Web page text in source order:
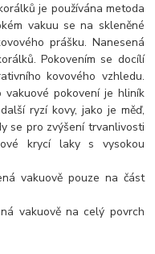
je používána metoda
vakuu se na skleněné
prášku. Nanesená
Pokovením se docílí
kovového vzhledu.
vakuové pokovení je hliník
ryzí kovy, jako je měď,
se pro zvýšení trvanlivosti
krycí laky s vysokou
vakuově pouze na část
vakuově na celý povrch